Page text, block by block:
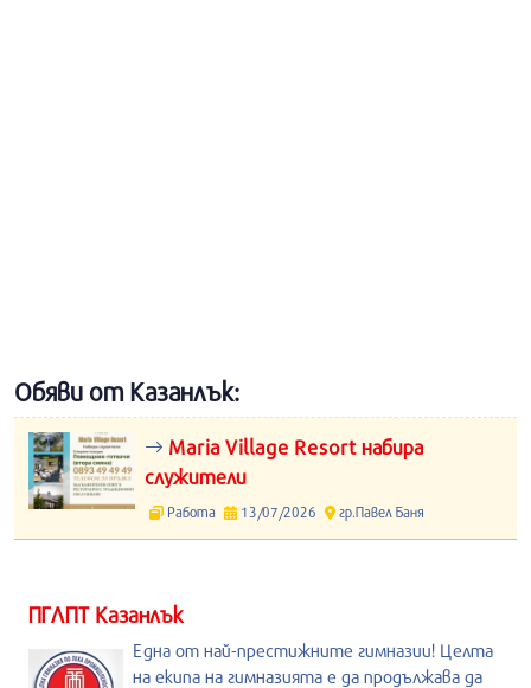
Обяви от Казанлък:
Maria Village Resort набира
служители
Работа 13/07/2026 гр.Павел Баня
ПГЛПТ Казанлък
Една от най-престижните гимназии! Целта
на екипа на гимназията е да продължава да